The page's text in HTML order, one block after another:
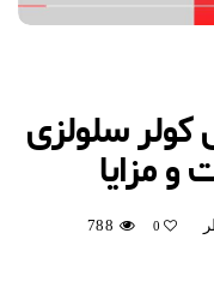
کولر سلولزی
مزایا
0
788